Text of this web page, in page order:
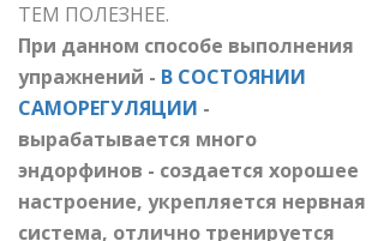
ТЕМ ПОЛЕЗНЕЕ.
При данном способе выполнения
упражнений - В СОСТОЯНИИ
САМОРЕГУЛЯЦИИ -
вырабатывается много
эндорфинов - создается хорошее
настроение, укрепляется нервная
система, отлично тренируется